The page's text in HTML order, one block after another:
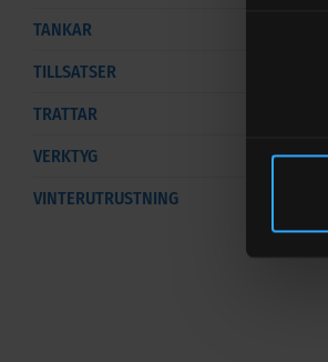
TANKAR
TILLSATSER
TRATTAR
VERKTYG
VINTERUTRUSTNING